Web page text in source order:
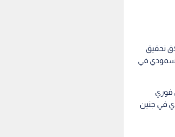
تحقيق
في
فوري
في جنين